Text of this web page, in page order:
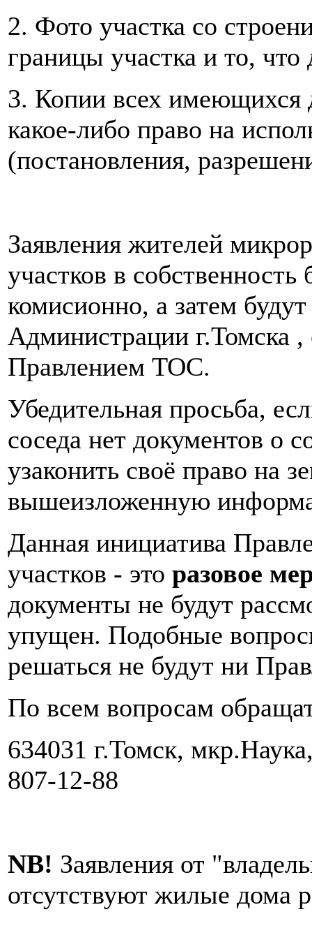
2. Фото участка со
границы участка и то,
3. Копии всех имеющихся
какое-либо право на
(постановления,
Заявления жителей
участков в собственность
комисионно, а затем
Администрации г.Томска ,
Правлением ТОС.
Убедительная просьба,
соседа нет документов о
узаконить своё право на
вышеизложенную
Данная инициатива
участков - это разовое
документы не будут
упущен. Подобные
решаться не будут ни
По всем вопросам
634031 г.Томск,
807-12-88
NB! Заявления от
отсутствуют жилые дома